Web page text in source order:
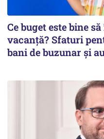
Ce buget este bine
vacanță? Sfaturi
bani de buzunar și